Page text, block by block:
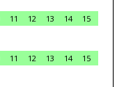
11 12 13 14
15
11 12 13 14
15